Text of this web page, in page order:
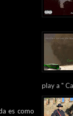
es como
play a "